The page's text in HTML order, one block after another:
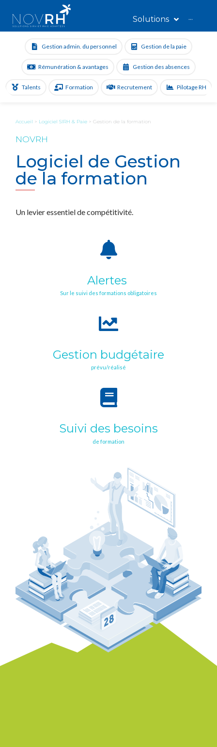
Solutions ···
Gestion admin. du personnel Gestion de la paie
Rémunération & avantages Gestion des absences
Talents Formation Recrutement Pilotage RH
Accueil > Logiciel SIRH & Paie >Gestion de la formation
NOVRH
Logiciel de Gestion
de la formation
Un levier essentiel de compétitivité.
Alertes
Sur le suivi des formations obligatoires
Gestion budgétaire
prévu/réalisé
Suivi des besoins
de formation